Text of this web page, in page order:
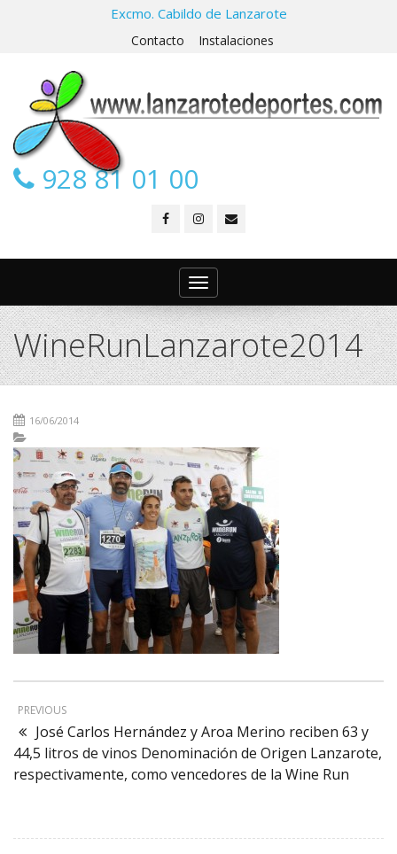
Excmo. Cabildo de Lanzarote
Contacto Instalaciones
928 81 01 00
Toggle
navigation
WineRunLanzarote2014
16/06/2014
PREVIOUS
José Carlos Hernández y Aroa Merino reciben 63 y
44,5 litros de vinos Denominación de Origen Lanzarote,
respectivamente, como vencedores de la Wine Run